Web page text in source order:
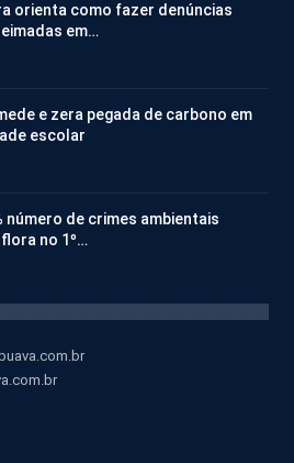
orienta como fazer denúncias
em…
e zera pegada de carbono em
escolar
número de crimes ambientais
no 1º…